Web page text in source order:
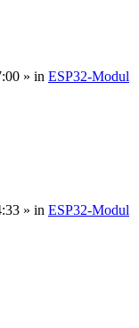
» in ESP32-Modul
» in ESP32-Modul